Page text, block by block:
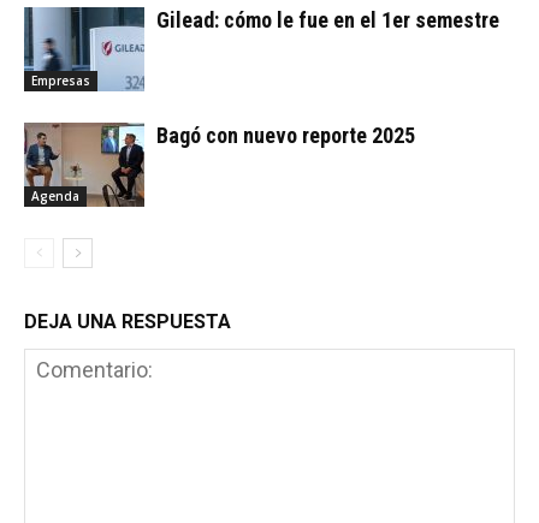
Empresas
Gilead: cómo le fue en el 1er semestre
Agenda
Bagó con nuevo reporte 2025
DEJA UNA RESPUESTA